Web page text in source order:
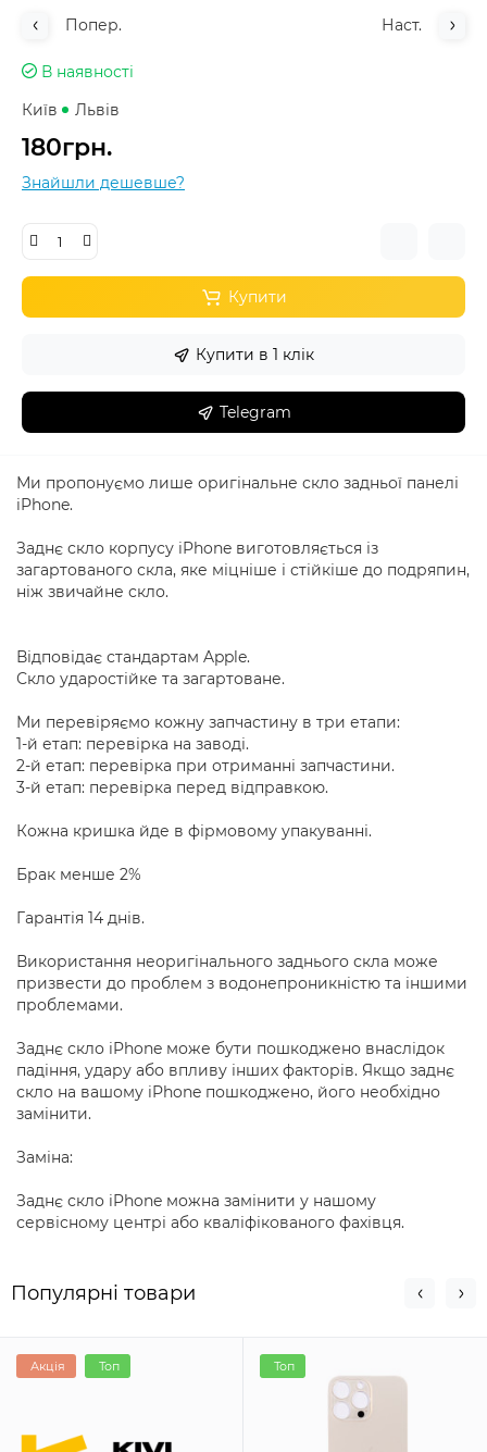
Попер. Наст.
В наявності
Київ
Львів
180грн.
Знайшли дешевше?
Купити
Купити в 1 клік
Telegram
Ми пропонуємо лише оригінальне скло задньої панелі
iPhone.
Заднє скло корпусу iPhone виготовляється із
загартованого скла, яке міцніше і стійкіше до подряпин,
ніж звичайне скло.
Відповідає стандартам Apple.
Скло ударостійке та загартоване.
Ми перевіряємо кожну запчастину в три етапи:
1-й етап: перевірка на заводі.
2-й етап: перевірка при отриманні запчастини.
3-й етап: перевірка перед відправкою.
Кожна кришка йде в фірмовому упакуванні.
Брак менше 2%
Гарантія 14 днів.
Використання неоригінального заднього скла може
призвести до проблем з водонепроникністю та іншими
проблемами.
Заднє скло iPhone може бути пошкоджено внаслідок
падіння, удару або впливу інших факторів. Якщо заднє
скло на вашому iPhone пошкоджено, його необхідно
замінити.
Заміна:
Заднє скло iPhone можна замінити у нашому
сервісному центрі або кваліфікованого фахівця.
Популярні товари
Акція Топ Топ